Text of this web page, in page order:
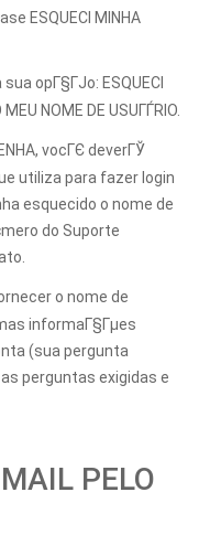
ESQUECI MINHA
opГ§ГЈo: ESQUECI
NOME DE USUГЃRIO.
vocГЄ deverГЎ
utiliza para fazer login
esquecido o nome de
do Suporte
o nome de
informaГ§Гµes
(sua pergunta
perguntas exigidas e
PELO